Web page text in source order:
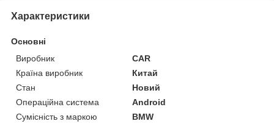
Характеристики
Основні
Виробник
CAR
Країна виробник
Китай
Стан
Новий
Операційна система
Android
Сумісність з маркою
BMW